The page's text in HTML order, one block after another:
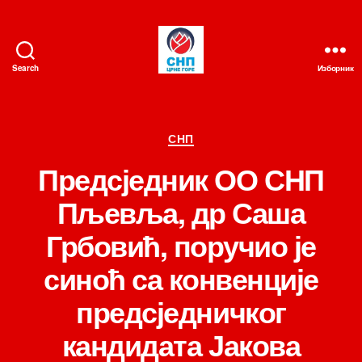
Search Изборник
Категорије
СНП
Предсједник ОО СНП
Пљевља, др Саша
Грбовић, поручио је
синоћ са конвенције
предсједничког
кандидата Јакова